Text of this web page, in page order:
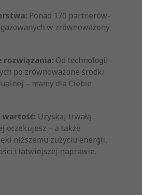
Ponad 170 partnerów-
w zrównoważony
rozwiązania: Od technologii
po zrównoważone środki
– mamy dla Ciebie
wartość: Uzyskaj trwałą
oczekujesz – a także
niższemu zużyciu energii,
i łatwiejszej naprawie.